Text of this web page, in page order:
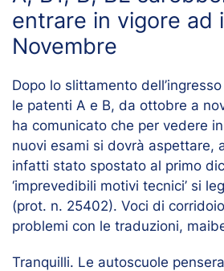
entrare in vigore ad
Novembre
Dopo lo slittamento
le patenti A e B, da ottobre a
ha comunicato che per vedere
nuovi esami si dovrà aspettare,
infatti stato spostato al primo
‘imprevedibili motivi tecnici’ si
(prot. n. 25402). Voci di
problemi con le traduzioni,
Tranquilli. Le autoscuole